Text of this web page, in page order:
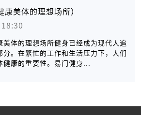
康美体的理想场所）
美体的理想场所健身已经成为现代人追
。在繁忙的工作和生活压力下，人们
健康的重要性。易门健身...